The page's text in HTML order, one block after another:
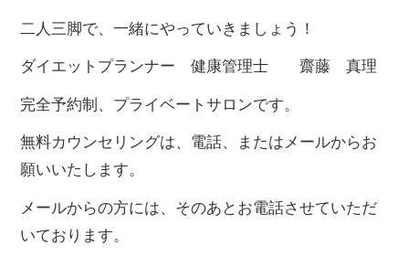
二人三脚で、一緒にやっていきましょう！
ダイエットプランナー 健康管理士 齋藤 真理
完全予約制、プライベートサロンです。
無料カウンセリングは、電話、またはメールからお
願いいたします。
メールからの方には、そのあとお電話させていただ
いております。